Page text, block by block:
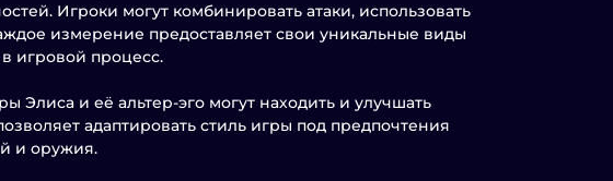
Игроки могут комбинировать атаки, использовать
измерение предоставляет свои уникальные виды
игровой процесс.
и её альтер-эго могут находить и улучшать
адаптировать стиль игры под предпочтения
и оружия.